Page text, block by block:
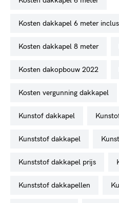
kosten dakkapel 6 meter
kosten dakkapel 8 meter
kosten dakopbouw 2022
kosten vergunning dakkapel
kunstof dakkapel
kunststof dakkapel
kunststof dakkapel prijs
kunststof dakkapellen